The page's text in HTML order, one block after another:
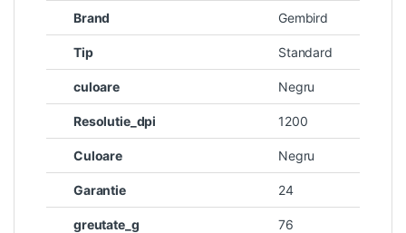
Brand Gembird
Tip Standard
culoare Negru
Resolutie_dpi 1200
Culoare Negru
Garantie 24
greutate_g 76